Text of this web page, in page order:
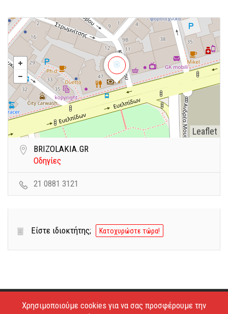
Leaflet
BRIZOLAKIA.GR
Οδηγίες
21 0881 3121
Είστε ιδιοκτήτης; Κατοχυρώστε τώρα!
Copyright © 2026 - Estiatoria. All Rights Reserved.
Χρησιμοποιούμε cookies για να σας προσφέρουμε την